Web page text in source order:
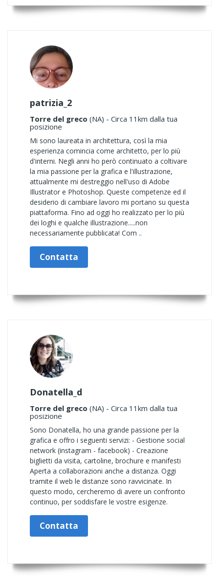
patrizia_2
Torre del greco (NA) - Circa 11km dalla tua
posizione
Mi sono laureata in architettura, così la mia
esperienza comincia come architetto, per lo più
d'interni. Negli anni ho però continuato a coltivare
la mia passione per la grafica e l'illustrazione,
attualmente mi destreggio nell'uso di Adobe
Illustrator e Photoshop. Queste competenze ed il
desiderio di cambiare lavoro mi portano su questa
piattaforma. Fino ad oggi ho realizzato per lo più
dei loghi e qualche illustrazione.....non
necessariamente pubblicata! Com ..
Contatta
Donatella_d
Torre del greco (NA) - Circa 11km dalla tua
posizione
Sono Donatella, ho una grande passione per la
grafica e offro i seguenti servizi: - Gestione social
network (instagram - facebook) - Creazione
biglietti da visita, cartoline, brochure e manifesti
Aperta a collaborazioni anche a distanza. Oggi
tramite il web le distanze sono ravvicinate. In
questo modo, cercheremo di avere un confronto
continuo, per soddisfare le vostre esigenze.
Contatta